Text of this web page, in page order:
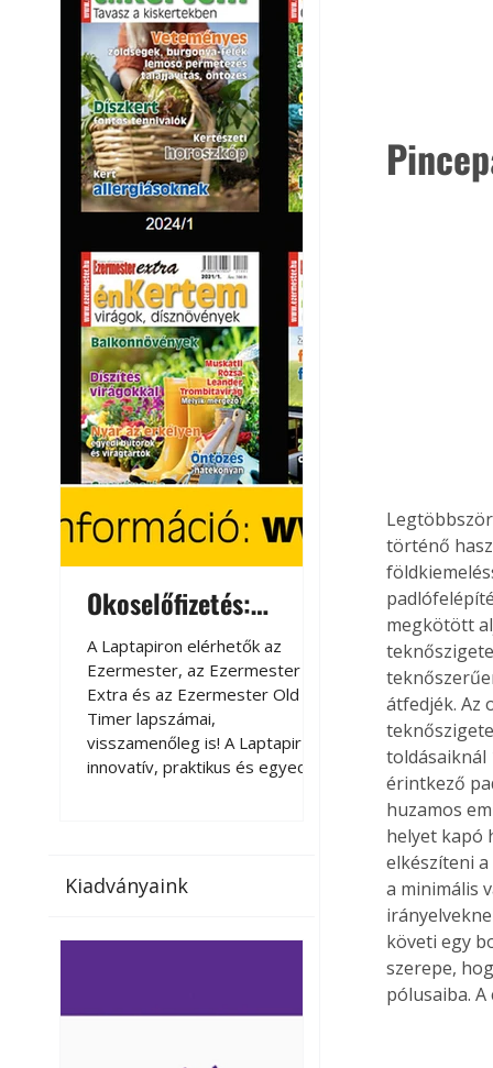
Okoselőfizetés:
Ezermester Extra
A Laptapiron elérhetők az
Ezermester, az Ezermester
Extra és az Ezermester Old
Timer lapszámai,
visszamenőleg is! A Laptapir új,
innovatív, praktikus és egyedi
az otthonában, útközben vagy
elérhetők lapszámaink. Bárhol,
Okoselőfizetés
A Laptapiron
Ezermester, az
Extra és az
Timer lapszámai,
visszamenőleg is! A
innovatív, praktikus
megoldás a
magazinok digitális
számítógépen,
vagy táblagépen.
az otthonában,
nyaralás, pihenés
elérhetők
bármikor, akár
vagy dolgozva is
Ezermester
Kiadványaink
történő
megkötött
átfedjék. Az
toldásaiknál
érintkező
huzamos
helyet kapó
elkészíteni
a minimális
követi egy
szerepe,
pólusaiba.